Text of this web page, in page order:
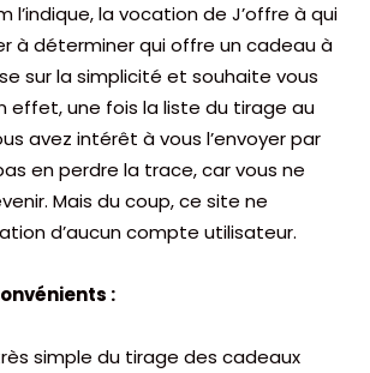
l’indique, la vocation de J’offre à qui
à déterminer qui offre un cadeau à
sur la simplicité et souhaite vous
effet, une fois la liste du tirage au
avez intérêt à vous l’envoyer par
en perdre la trace, car vous ne
Mais du coup, ce site ne
d’aucun compte utilisateur.
:
simple du tirage des cadeaux